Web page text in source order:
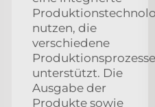
nutzen, die
verschiedene
Produktionsprozesse
unterstützt. Die
Ausgabe der
Produkte sowie